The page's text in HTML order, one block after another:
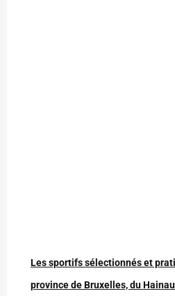
Les sportifs sélectionnés et
province de Bruxelles, du